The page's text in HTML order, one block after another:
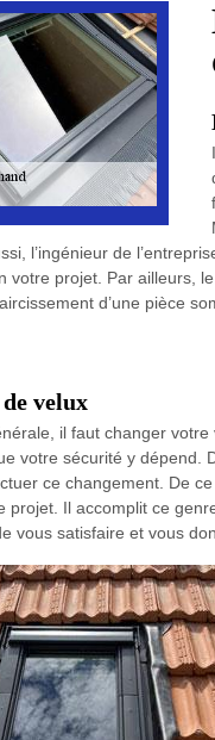
l’ingénieur de
votre projet. Par ailleurs,
d’une pièce
velux
il faut changer
votre sécurité y dépend.
ce changement. De
projet. Il accomplit ce
vous satisfaire et vous